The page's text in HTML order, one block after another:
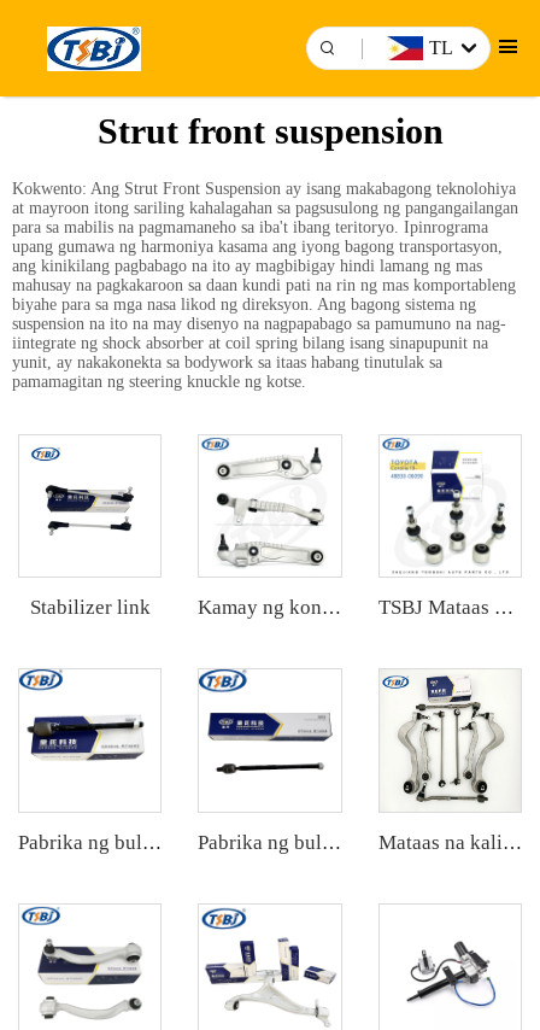
TL
Strut front suspension
Kokwento: Ang Strut Front Suspension ay isang makabagong teknolohiya
at mayroon itong sariling kahalagahan sa pagsusulong ng pangangailangan
para sa mabilis na pagmamaneho sa iba't ibang teritoryo. Ipinrograma
upang gumawa ng harmoniya kasama ang iyong bagong transportasyon,
ang kinikilang pagbabago na ito ay magbibigay hindi lamang ng mas
mahusay na pagkakaroon sa daan kundi pati na rin ng mas komportableng
biyahe para sa mga nasa likod ng direksyon. Ang bagong sistema ng
suspension na ito na may disenyo na nagpapabago sa pamumuno na nag-
iintegrate ng shock absorber at coil spring bilang isang sinapupunit na
yunit, ay nakakonekta sa bodywork sa itaas habang tinutulak sa
pamamagitan ng steering knuckle ng kotse.
Stabilizer link Kamay ng kontrol TSBJ Mataas na Kalidad na Fabrika ng Parts ng Kotse Rear Stabilizer Link L/R para sa Toyota Corolla 19- OE: 48830-06090
Pabrika ng bulaklakan sa bulok na pribado na benta buong set ng mga parte ng chasis tulad ng rack end para sa Cadillac XTS OE:22776531 Pabrika ng bulaklak ang bulaklak na pang-maynila para sa puno ng auto chassis tulad ng rack end para sa Chevrolet Cruze1.5 OE:22923846 Mataas na kalidad na ex-factory auto parts Aluminum control arm kit para sa BMW 7 Series E65/E66 OE 31126755836 33321096797 31126774831